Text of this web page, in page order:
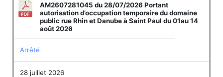
AM2607281045 du 28/07/2026 Portant
autorisation d’occupation temporaire du domaine
public rue Rhin et Danube à Saint Paul du 01au 14
août 2026
Arrêté
28 juillet 2026